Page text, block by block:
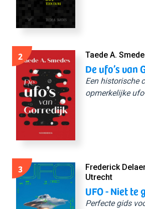
2 Taede A.
De ufo’s van
Een historische
opmerkelijke
3
Frederick
Utrecht
UFO - Niet te
Perfecte gids